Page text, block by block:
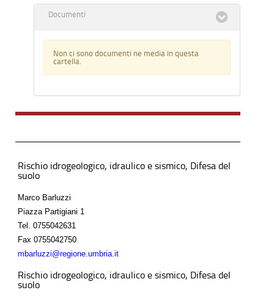
Documenti
Non ci sono documenti ne media in questa
cartella.
Rischio idrogeologico, idraulico e sismico, Difesa del
suolo
Marco Barluzzi
Piazza Partigiani 1
Tel.
0755042631
Fax 0755042750
mbarluzzi@regione.umbria.it
Rischio idrogeologico, idraulico e sismico, Difesa del
suolo